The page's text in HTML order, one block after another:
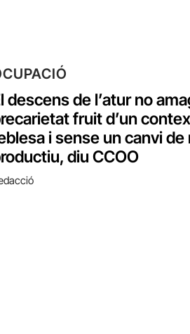
descens de l’atur no
fruit d’un
i sense un canvi de
diu CCOO